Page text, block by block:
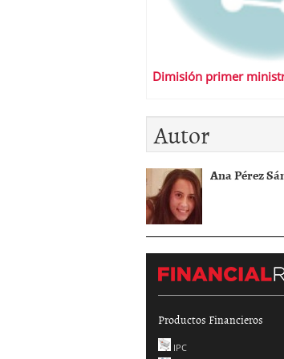
Dimisión primer
Autor
Ana Pérez
Productos Financieros
IPC